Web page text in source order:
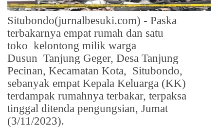
Situbondo(jurnalbesuki.com) - Paska
terbakarnya empat rumah dan satu
toko kelontong milik warga
Dusun Tanjung Geger, Desa Tanjung
Pecinan, Kecamatan Kota, Situbondo,
sebanyak empat Kepala Keluarga (KK)
terdampak rumahnya terbakar, terpaksa
tinggal ditenda pengungsian, Jumat
(3/11/2023).